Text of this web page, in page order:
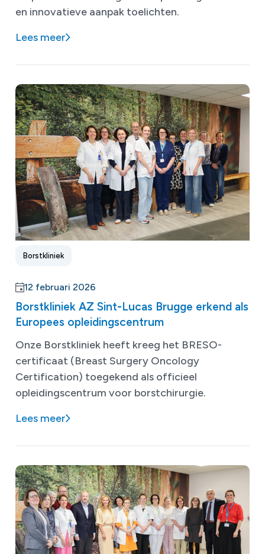
en innovatieve aanpak toelichten.
Lees meer
Borstkliniek
12 februari 2026
Borstkliniek AZ Sint-Lucas Brugge erkend als
Europees opleidingscentrum
Onze Borstkliniek heeft kreeg het BRESO-
certificaat (Breast Surgery Oncology
Certification) toegekend als officieel
opleidingscentrum voor borstchirurgie.
Lees meer